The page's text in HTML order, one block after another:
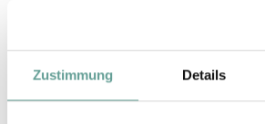
Zustimmung Details